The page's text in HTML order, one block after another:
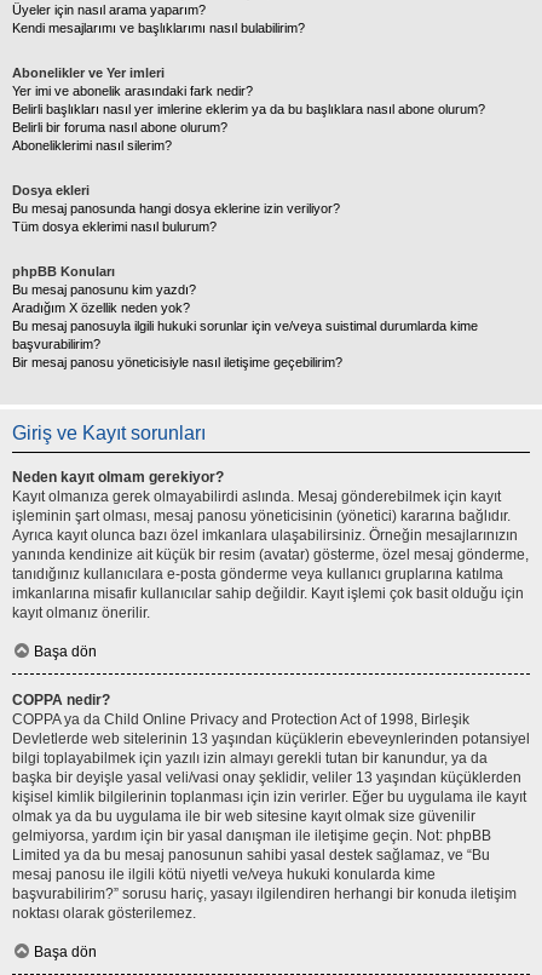
Üyeler için nasıl arama yaparım?
Kendi mesajlarımı ve başlıklarımı nasıl bulabilirim?
Abonelikler ve Yer imleri
Yer imi ve abonelik arasındaki fark nedir?
Belirli başlıkları nasıl yer imlerine eklerim ya da bu başlıklara nasıl abone olurum?
Belirli bir foruma nasıl abone olurum?
Aboneliklerimi nasıl silerim?
Dosya ekleri
Bu mesaj panosunda hangi dosya eklerine izin veriliyor?
Tüm dosya eklerimi nasıl bulurum?
phpBB Konuları
Bu mesaj panosunu kim yazdı?
Aradığım X özellik neden yok?
Bu mesaj panosuyla ilgili hukuki sorunlar için ve/veya suistimal durumlarda kime
başvurabilirim?
Bir mesaj panosu yöneticisiyle nasıl iletişime geçebilirim?
Giriş ve Kayıt sorunları
Neden kayıt olmam gerekiyor?
Kayıt olmanıza gerek olmayabilirdi aslında. Mesaj gönderebilmek için kayıt
işleminin şart olması, mesaj panosu yöneticisinin (yönetici) kararına bağlıdır.
Ayrıca kayıt olunca bazı özel imkanlara ulaşabilirsiniz. Örneğin mesajlarınızın
yanında kendinize ait küçük bir resim (avatar) gösterme, özel mesaj gönderme,
tanıdığınız kullanıcılara e-posta gönderme veya kullanıcı gruplarına katılma
imkanlarına misafir kullanıcılar sahip değildir. Kayıt işlemi çok basit olduğu için
kayıt olmanız önerilir.
Başa dön
COPPA nedir?
COPPA ya da Child Online Privacy and Protection Act of 1998, Birleşik
Devletlerde web sitelerinin 13 yaşından küçüklerin ebeveynlerinden potansiyel
bilgi toplayabilmek için yazılı izin almayı gerekli tutan bir kanundur, ya da
başka bir deyişle yasal veli/vasi onay şeklidir, veliler 13 yaşından küçüklerden
kişisel kimlik bilgilerinin toplanması için izin verirler. Eğer bu uygulama ile kayıt
olmak ya da bu uygulama ile bir web sitesine kayıt olmak size güvenilir
gelmiyorsa, yardım için bir yasal danışman ile iletişime geçin. Not: phpBB
Limited ya da bu mesaj panosunun sahibi yasal destek sağlamaz, ve “Bu
mesaj panosu ile ilgili kötü niyetli ve/veya hukuki konularda kime
başvurabilirim?” sorusu hariç, yasayı ilgilendiren herhangi bir konuda iletişim
noktası olarak gösterilemez.
Başa dön